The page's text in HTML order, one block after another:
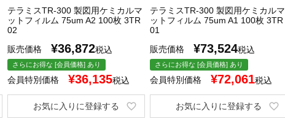
テラミスTR-300 製図用ケミカルマ
ットフィルム 75um A2 100枚 3TR
02
販売価格
¥36,872税込
さらにお得な [会員価格] あり
会員特別価格 ¥36,135税込
お気に入りに登録する
テラミスTR-300 製図用ケミカルマ
ットフィルム 75um A1 100枚 3TR
01
販売価格
¥73,524税込
さらにお得な [会員価格] あり
会員特別価格 ¥72,061税込
お気に入りに登録する